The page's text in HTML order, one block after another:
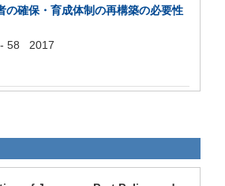
の確保・育成体制の再構築の必要性
58 2017